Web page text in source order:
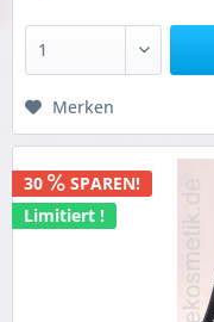
Merken
30
SPAREN!
Limitiert !